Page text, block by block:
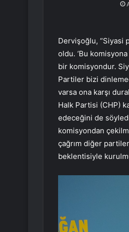
Dervişoğlu, “Siyasi
oldu. ‘Bu
bir komisyondur.
Partiler bizi
varsa ona karşı
Halk Partisi (CHP)
edeceğini de
komisyondan
çağrım diğer
beklentisiyle